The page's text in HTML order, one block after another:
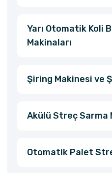
Yarı Otomatik Koli
Makinaları
Şiring Makinesi ve
Akülü Streç Sarma
Otomatik Palet